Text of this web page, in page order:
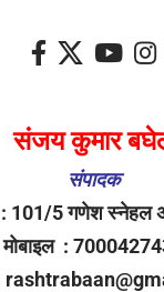
संजय कुमार
संपादक
: 101/5 गणेश स्नेहल
मोबाइल :